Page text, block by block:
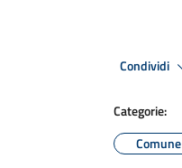
Condividi
Categorie:
Comune